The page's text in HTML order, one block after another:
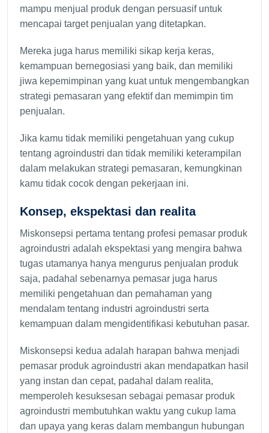
mampu menjual produk dengan persuasif untuk
mencapai target penjualan yang ditetapkan.
Mereka juga harus memiliki sikap kerja keras,
kemampuan bernegosiasi yang baik, dan memiliki
jiwa kepemimpinan yang kuat untuk mengembangkan
strategi pemasaran yang efektif dan memimpin tim
penjualan.
Jika kamu tidak memiliki pengetahuan yang cukup
tentang agroindustri dan tidak memiliki keterampilan
dalam melakukan strategi pemasaran, kemungkinan
kamu tidak cocok dengan pekerjaan ini.
Konsep, ekspektasi dan realita
Miskonsepsi pertama tentang profesi pemasar produk
agroindustri adalah ekspektasi yang mengira bahwa
tugas utamanya hanya mengurus penjualan produk
saja, padahal sebenarnya pemasar juga harus
memiliki pengetahuan dan pemahaman yang
mendalam tentang industri agroindustri serta
kemampuan dalam mengidentifikasi kebutuhan pasar.
Miskonsepsi kedua adalah harapan bahwa menjadi
pemasar produk agroindustri akan mendapatkan hasil
yang instan dan cepat, padahal dalam realita,
memperoleh kesuksesan sebagai pemasar produk
agroindustri membutuhkan waktu yang cukup lama
dan upaya yang keras dalam membangun hubungan